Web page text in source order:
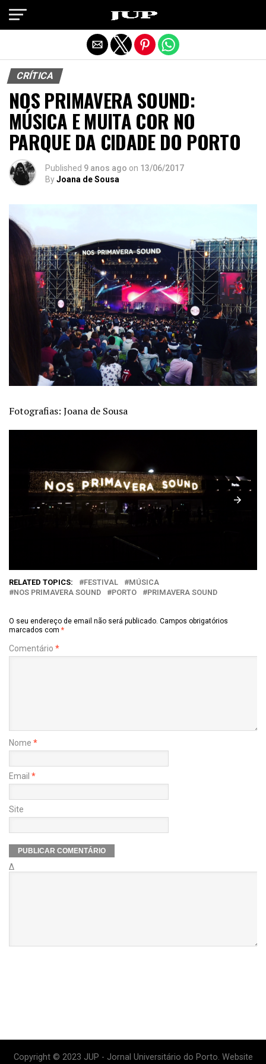
CRÍTICA
NOS PRIMAVERA SOUND:
MÚSICA E MUITA COR NO
PARQUE DA CIDADE DO PORTO
Published 9 anos ago on 13/06/2017
ByJoana de Sousa
Fotografias: Joana de Sousa
RELATED TOPICS: FESTIVAL
MÚSICA
NOS PRIMAVERA SOUND
PORTO PRIMAVERA SOUND
O seu endereço de email não será publicado. Campos obrigatórios
marcados com *
Comentário *
Nome *
Email *
Site
Δ
Copyright © 2023 JUP - Jornal Universitário do Porto. Website
Exit mobile version